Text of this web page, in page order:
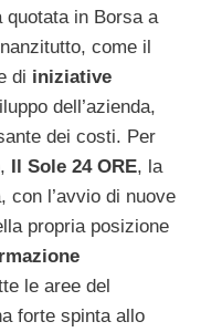
in Borsa a
come il
di iniziative
dell’azienda,
dei costi. Per
Il Sole 24 ORE, la
con l’avvio di nuove
propria posizione
le aree del
forte spinta allo